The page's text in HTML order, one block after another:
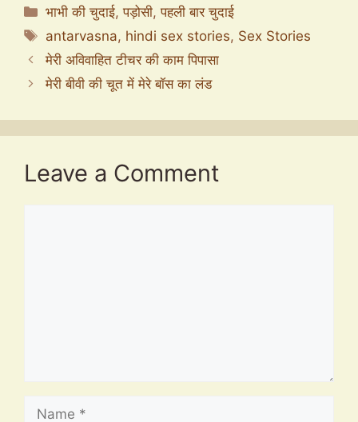
Categories
भाभी की चुदाई,पड़ोसी,पहली बार चुदाई
Tags
antarvasna, hindi sex stories, Sex Stories
मेरी अविवाहित टीचर की काम पिपासा
मेरी बीवी की चूत में मेरे बॉस का लंड
Leave a Comment
Name